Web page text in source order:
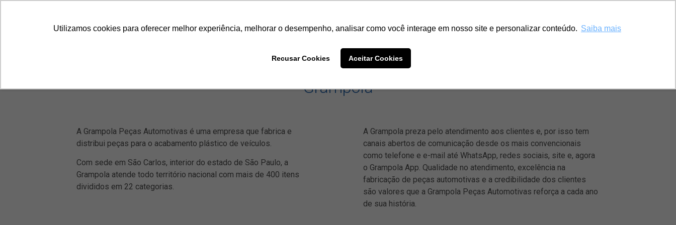
Utilizamos cookies para oferecer melhor experiência, melhorar o desempenho, analisar como você interage em nosso site e personalizar conteúdo. Saiba mais
Recusar Cookies Aceitar Cookies
Grampola
A Grampola Peças Automotivas é uma empresa que fabrica e
distribui peças para o acabamento plástico de veículos.
Com sede em São Carlos, interior do estado de São Paulo, a
Grampola atende todo território nacional com mais de 400 itens
divididos em 22 categorias.
A Grampola preza pelo atendimento aos clientes e, por isso tem
canais abertos de comunicação desde os mais convencionais
como telefone e e-mail até WhatsApp, redes sociais, site e, agora
o Grampola App. Qualidade no atendimento, excelência na
fabricação de peças automotivas e a credibilidade dos clientes
são valores que a Grampola Peças Automotivas reforça a cada ano
de sua história.